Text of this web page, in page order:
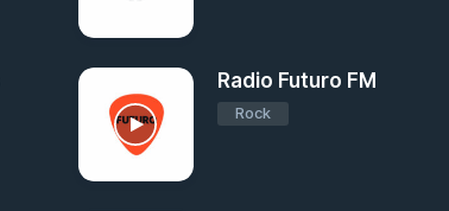
Radio Futuro FM
Rock